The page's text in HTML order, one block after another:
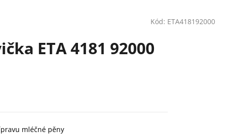
Kód: ETA418192000
ETA 4181 92000
mléčné pěny